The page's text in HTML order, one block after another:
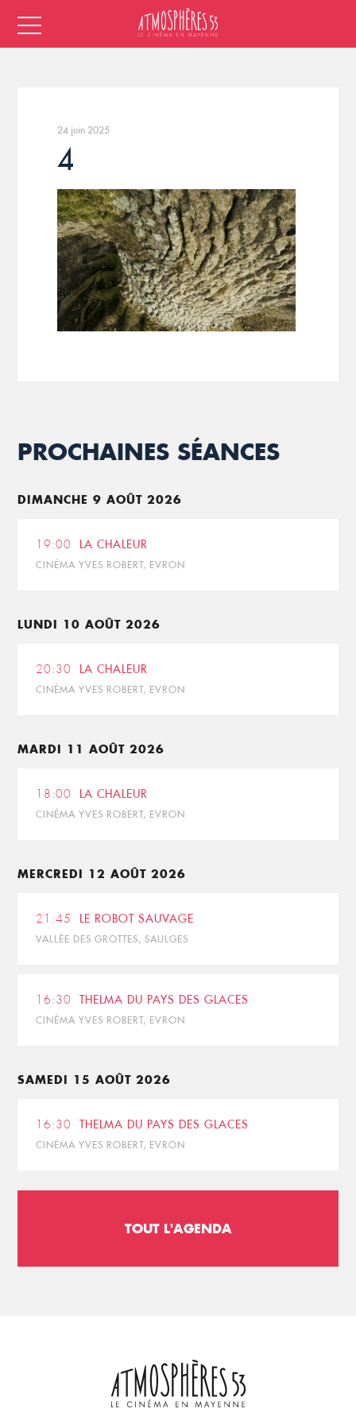
24 juin 2025
4
PROCHAINES SÉANCES
DIMANCHE 9 AOÛT 2026
19:00 LA CHALEUR
CINÉMA YVES ROBERT, EVRON
LUNDI 10 AOÛT 2026
20:30 LA CHALEUR
CINÉMA YVES ROBERT, EVRON
MARDI 11 AOÛT 2026
18:00 LA CHALEUR
CINÉMA YVES ROBERT, EVRON
MERCREDI 12 AOÛT 2026
21:45 LE ROBOT SAUVAGE
VALLÉE DES GROTTES, SAULGES
16:30 THELMA DU PAYS DES GLACES
CINÉMA YVES ROBERT, EVRON
SAMEDI 15 AOÛT 2026
16:30 THELMA DU PAYS DES GLACES
CINÉMA YVES ROBERT, EVRON
TOUT L'AGENDA